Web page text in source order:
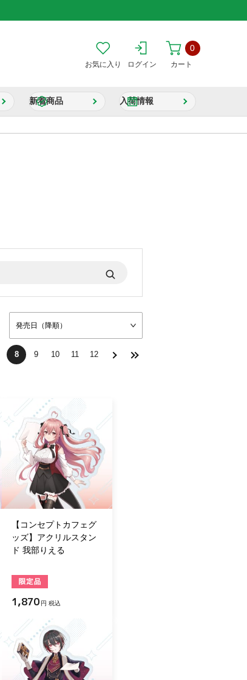
お気に入り ログイン カート
0
新着商品 入荷情報
発売日（降順）
8 9 10 11 12
【コンセプトカフェグ
ッズ】アクリルスタン
ド 我部りえる
1,870 円 税込